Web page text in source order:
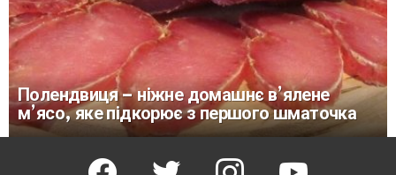
Полендвиця – ніжне домашнє в’ялене
м’ясо, яке підкорює з першого шматочка
facebook twitter instagram youtube